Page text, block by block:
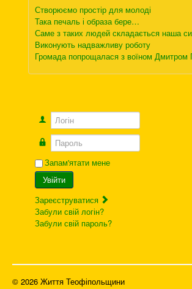
Створюємо простір для молоді
Така печаль і образа бере…
Саме з таких людей складається наша
Виконують надважливу роботу
Громада попрощалася з воїном Дмитром
Логін
Пароль
Запам'ятати мене
Увійти
Зареєструватися
Забули свій логін?
Забули свій пароль?
© 2026 Життя Теофіпольщини